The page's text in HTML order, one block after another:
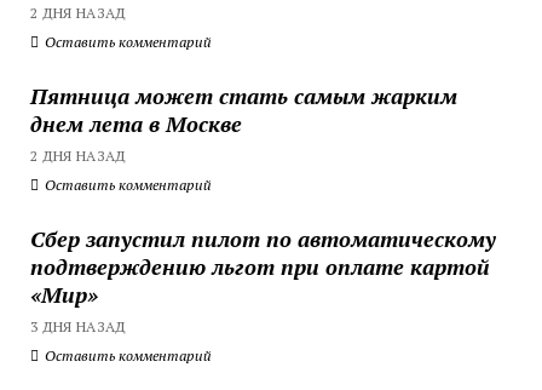
2 ДНЯ НАЗАД
Оставить комментарий
Пятница может стать самым жарким
днем лета в Москве
2 ДНЯ НАЗАД
Оставить комментарий
Сбер запустил пилот по автоматическому
подтверждению льгот при оплате картой
«Мир»
3 ДНЯ НАЗАД
Оставить комментарий